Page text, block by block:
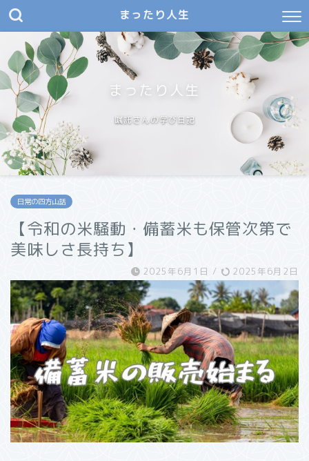
まったり人生
まったり人生
嘱託さんの学び日記
日常の四方山話
【令和の米騒動・備蓄米も保管次第で
美味しさ長持ち】
2025年6月1日 / 2025年6月2日